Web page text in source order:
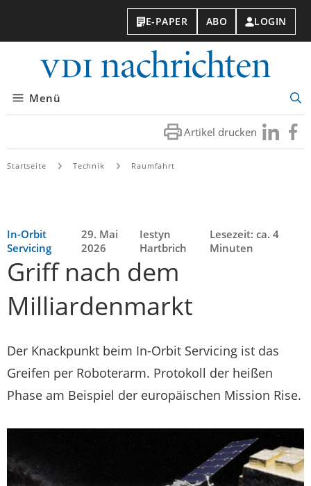
E-PAPER ABO LOGIN
Menü
Artikel drucken Besuchen
Sie
Sie
Startseite Technik Raumfahrt
In-Orbit
Servicing
29. Mai
2026
Iestyn
Hartbrich
Lesezeit: ca. 4
Minuten
Griff nach dem
Milliardenmarkt
Der Knackpunkt beim In-Orbit Servicing ist das
Greifen per Roboterarm. Protokoll der heißen
Phase am Beispiel der europäischen Mission Rise.